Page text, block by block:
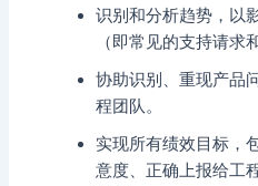
识别和分析趋势，以
（即常见的支持请求
协助识别、重现产品
程团队。
实现所有绩效目标，
意度、正确上报给工